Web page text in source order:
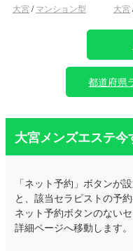
大宮/マンション型 大宮
都道府県
大宮メンズエステ
「ネット予約」ボタンが
と、該当セラピストの予
ネット予約ボタンのない
詳細ページへ移動します。